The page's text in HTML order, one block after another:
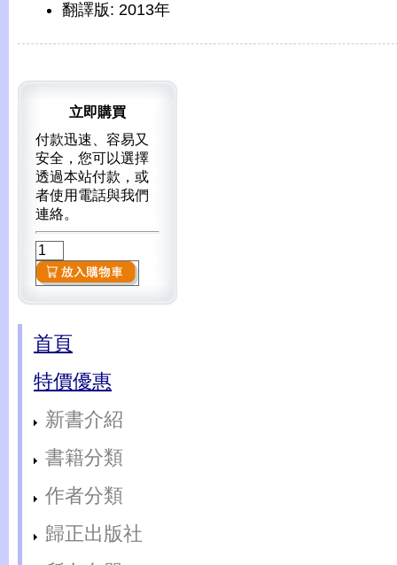
翻譯版: 2013年
立即購買
付款迅速、容易又
安全，您可以選擇
透過本站付款，或
者使用電話與我們
連絡。
首頁
特價優惠
新書介紹
書籍分類
作者分類
歸正出版社